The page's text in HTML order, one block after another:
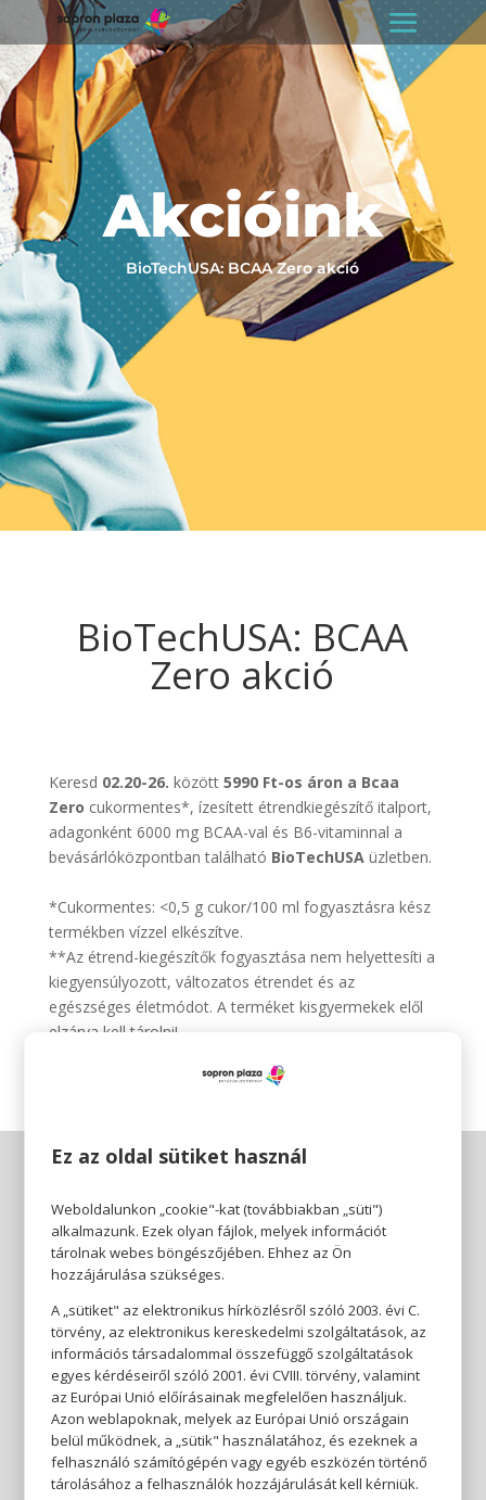
Akcióink
BioTechUSA: BCAA Zero akció
BioTechUSA: BCAA
Zero akció
Keresd 02.20-26. között5990 Ft-os áron a Bcaa
Zero cukormentes*, ízesített étrendkiegészítő italport,
adagonként 6000 mg BCAA-val és B6-vitaminnal a
bevásárlóközpontban található BioTechUSAüzletben.
*Cukormentes: <0,5 g cukor/100 ml fogyasztásra kész
termékben vízzel elkészítve.
**Az étrend-kiegészítők fogyasztása nem helyettesíti a
kiegyensúlyozott, változatos étrendet és az
egészséges életmódot. A terméket kisgyermekek elől
elzárva kell tárolni!
Ez az oldal sütiket használ
Weboldalunkon „cookie"-kat (továbbiakban „süti")
alkalmazunk. Ezek olyan fájlok, melyek információt
tárolnak webes böngészőjében. Ehhez az Ön
hozzájárulása szükséges.
A „sütiket" az elektronikus hírközlésről szóló 2003. évi C.
törvény, az elektronikus kereskedelmi szolgáltatások, az
információs társadalommal összefüggő szolgáltatások
egyes kérdéseiről szóló 2001. évi CVIII. törvény, valamint
az Európai Unió előírásainak megfelelően használjuk.
Azon weblapoknak, melyek az Európai Unió országain
belül működnek, a „sütik" használatához, és ezeknek a
felhasználó számítógépén vagy egyéb eszközén történő
tárolásához a felhasználók hozzájárulását kell kérniük.